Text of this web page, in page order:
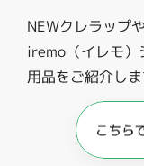
NEWクレラップ
iremo（イレモ）
用品をご紹介しま